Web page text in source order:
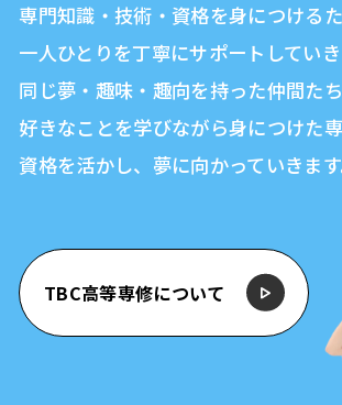
専門知識・技術・資格を身につけるた
一人ひとりを丁寧にサポートしていき
同じ夢・趣味・趣向を持った仲間たち
好きなことを学びながら身につけた
資格を活かし、 夢に向かっていきます
TBC高等専修について